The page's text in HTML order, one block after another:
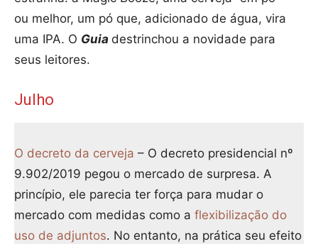
ou melhor, um pó que, adicionado de água, vira
uma IPA. O Guia destrinchou a novidade para
seus leitores.
Julho
O decreto da cerveja – O decreto presidencial nº
9.902/2019 pegou o mercado de surpresa. A
princípio, ele parecia ter força para mudar o
mercado com medidas como a flexibilização do
uso de adjuntos. No entanto, na prática seu efeito